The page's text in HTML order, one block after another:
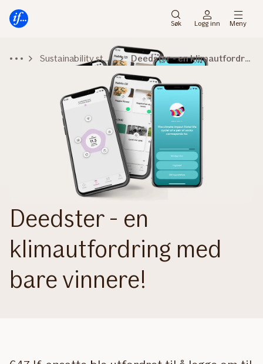
innhold
Søk Logg inn Meny
Sustainability stories Deedster - en klimautfordring med bare vinnere!
Deedster - en
klimautfordring med
bare vinnere!